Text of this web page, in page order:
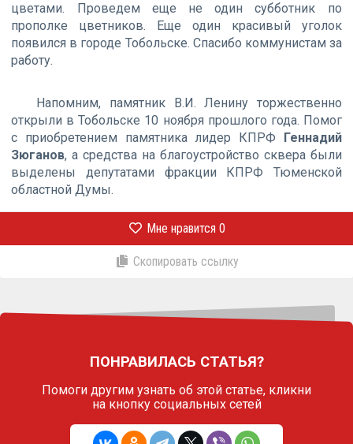
цветами. Проведем еще не один субботник по
прополке цветников. Еще один красивый уголок
появился в городе Тобольске. Спасибо коммунистам за
работу.
Напомним, памятник В.И. Ленину торжественно
открыли в Тобольске 10 ноября прошлого года. Помог
с приобретением памятника лидер КПРФ Геннадий
Зюганов, а средства на благоустройство сквера были
выделены депутатами фракции КПРФ Тюменской
областной Думы.
Мне нравится 0
Скопировать ссылку
ПОНРАВИЛАСЬ СТАТЬЯ?
Помоги другим узнать об этой статье, кликни
на кнопку социальных сетей